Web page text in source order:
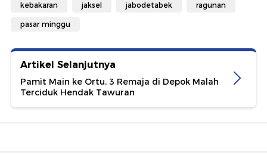
kebakaran jaksel jabodetabek ragunan
pasar minggu
Artikel Selanjutnya
Pamit Main ke Ortu, 3 Remaja di Depok Malah
Terciduk Hendak Tawuran